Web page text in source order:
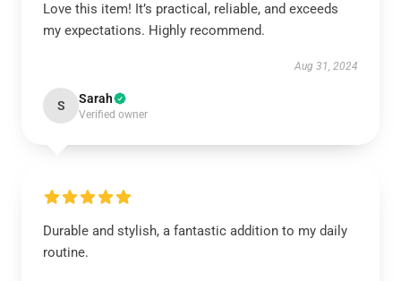
Love this item! It’s practical, reliable, and exceeds
my expectations. Highly recommend.
Aug 31, 2024
S Sarah
Verified owner
Durable and stylish, a fantastic addition to my daily
routine.